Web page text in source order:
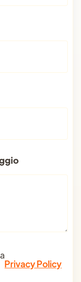
Privacy Policy